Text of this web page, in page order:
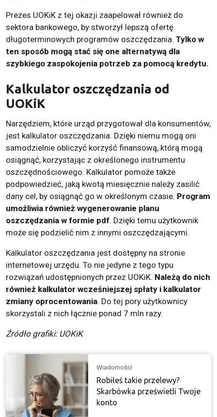
Prezes UOKiK z tej okazji zaapelował również do
sektora bankowego, by stworzył lepszą ofertę
długoterminowych programów oszczędzania. Tylko w
ten sposób mogą stać się one alternatywą dla
szybkiego zaspokojenia potrzeb za pomocą kredytu.
Kalkulator oszczędzania od
UOKiK
Narzędziem, które urząd przygotował dla konsumentów,
jest kalkulator oszczędzania. Dzięki niemu mogą oni
samodzielnie obliczyć korzyść finansową, którą mogą
osiągnąć, korzystając z określonego instrumentu
oszczędnościowego. Kalkulator pomoże także
podpowiedzieć, jaką kwotą miesięcznie należy zasilić
dany cel, by osiągnąć go w określonym czasie. Program
umożliwia również wygenerowanie planu
oszczędzania w formie pdf. Dzięki temu użytkownik
może się podzielić nim z innymi oszczędzającymi.
Kalkulator oszczędzania jest dostępny na stronie
internetowej urzędu. To nie jedyne z tego typu
rozwiązań udostępnionych przez UOKiK. Należą do nich
również kalkulator wcześniejszej spłaty i kalkulator
zmiany oprocentowania. Do tej pory użytkownicy
skorzystali z nich łącznie ponad 7 mln razy.
Źródło grafiki: UOKiK
Wiadomości
Robiłeś takie przelewy?
Skarbówka prześwietli Twoje
konto